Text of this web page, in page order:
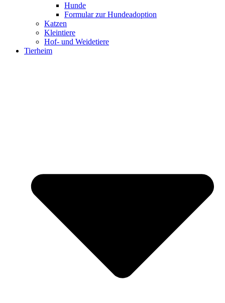
Hunde
Formular zur Hundeadoption
Katzen
Kleintiere
Hof- und Weidetiere
Tierheim